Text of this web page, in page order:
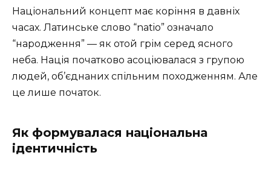
Національний концепт має коріння в давніх
часах. Латинське слово “natio” означало
“народження” — як отой грім серед ясного
неба. Нація початково асоціювалася з групою
людей, об’єднаних спільним походженням. Але
це лише початок.
Як формувалася національна
ідентичність